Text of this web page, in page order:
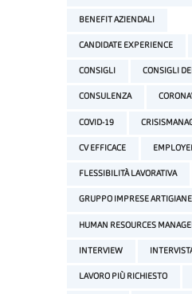
BENEFIT AZIENDALI
CANDIDATE EXPERIENCE
CONSIGLI CONSIGLI
CONSULENZA
COVID-19
CV EFFICACE
FLESSIBILITÀ LAVORATIVA
GRUPPO IMPRESE ARTIGIANE
HUMAN RESOURCES
INTERVIEW
LAVORO PIÙ RICHIESTO